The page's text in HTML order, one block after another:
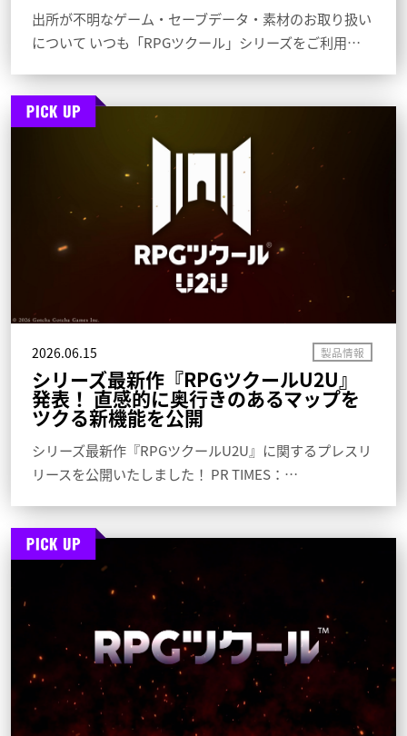
出所が不明なゲーム・セーブデータ・素材のお取り扱い
について いつも「RPGツクール」シリーズをご利用…
2026.06.15
シリーズ最新作『RPGツクールU2U』
発表！ 直感的に奥行きのあるマップを
ツクる新機能を公開
シリーズ最新作『RPGツクールU2U』に関するプレスリ
リースを公開いたしました！ PR TIMES：…